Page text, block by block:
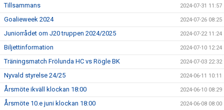
Tillsammans 2024-07-31 11:57
Goalieweek 2024 2024-07-26 08:25
Juniorrådet om J20 truppen 2024/2025 2024-07-22 11:24
Biljettinformation 2024-07-10 12:24
Träningsmatch Frölunda HC vs Rögle BK 2024-07-03 22:32
Nyvald styrelse 24/25 2024-06-11 10:11
Årsmöte ikväll klockan 18:00 2024-06-10 08:29
Årsmöte 10.e juni klockan 18:00 2024-06-08 08:00